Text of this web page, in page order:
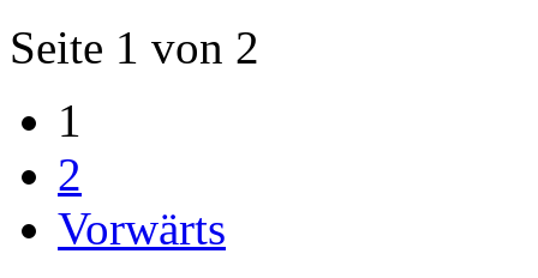
Seite 1 von 2
1
2
Vorwärts